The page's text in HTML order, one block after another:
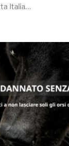
Italia…